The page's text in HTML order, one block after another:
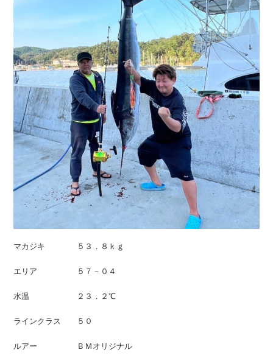
マカジキ ５３．８ｋｇ
エリア ５７－０４
水温 ２３．２℃
ラインクラス ５０
ルアー ＢＭオリジナル